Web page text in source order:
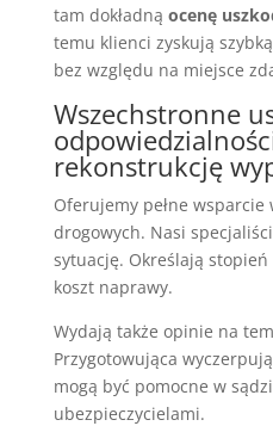
tam dokładną ocenę
temu klienci zyskują
bez względu na miejsce
Wszechstronne
rekonstrukcję
Oferujemy pełne
drogowych. Nasi
sytuację. Określają
koszt naprawy.
Wydają także opinie na
Przygotowująca
mogą być pomocne w
ubezpieczycielami.